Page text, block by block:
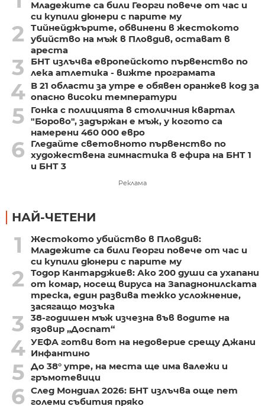
Младежите са били Георги повече от час и
си купили дюнери с парите му
2
Тийнейджърите, обвинени в жестокото
убийство на мъж в Пловдив, остават в
ареста
3
БНТ излъчва европейското първенство по
лека атлетика - вижте програмата
4 В 21 области за утре е обявен оранжев код за
опасно високи температури
5
Гонка с полицията в столичния квартал
"Борово", задържан е мъж, у когото са
намерени 460 000 евро
6
Гледайте световното първенство по
художествена гимнастика в ефира на БНТ 1
и БНТ 3
Реклама
НАЙ-ЧЕТЕНИ
1
Жестокото убийство в Пловдив:
Младежите са били Георги повече от час и
си купили дюнери с парите му
2
Тодор Кантарджиев: Ако 200 души са ухапани
от комар, носещ вируса на Западнонилската
треска, един развива тежко усложнение,
засягащо мозъка
3
38-годишен мъж изчезна във водите на
язовир „Доспат“
4 УЕФА готви вот на недоверие срещу Джани
Инфантино
5 До 38° утре, на места ще има валежи и
гръмотевици
6 След Мондиал 2026: БНТ излъчва още пет
големи събития пряко